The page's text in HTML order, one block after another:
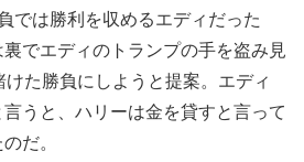
では勝利を収めるエディだった
でエディのトランプの手を盗み見
た勝負にしようと提案。エディ
うと、ハリーは金を貸すと言って
だ。